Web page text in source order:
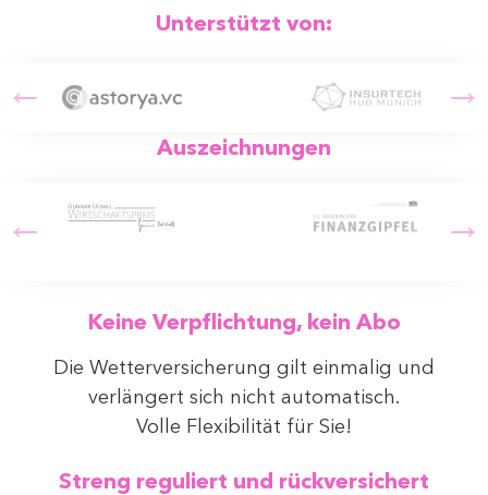
Unterstützt von:
Auszeichnungen
Keine Verpflichtung, kein Abo
Die Wetterversicherung gilt einmalig und
verlängert sich nicht automatisch.
Volle Flexibilität für Sie!
Streng reguliert und rückversichert